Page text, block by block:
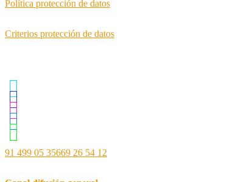
Política protección de datos
Criterios protección de datos
91 499 05 35669 26 54 12